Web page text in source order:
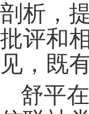
剖析，
批评和
见，既
舒平